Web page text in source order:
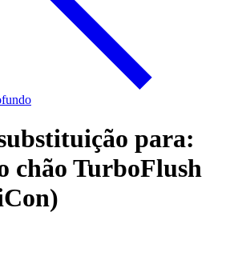
para:
chão TurboFlush